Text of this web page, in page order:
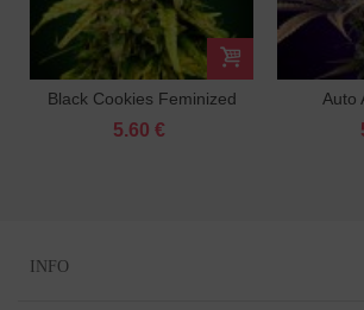
Black Cookies Feminized
5.60 €
Auto
INFO